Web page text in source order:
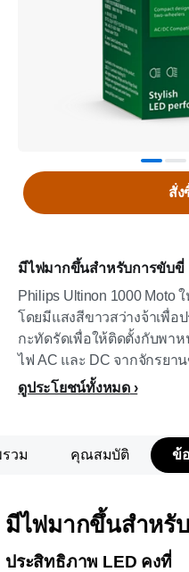
มีไฟมากขึ้นสำหรับการขับขี่
Philips Ultinon 1000
โดยมีแสงสีขาวสว่างจ้าเพื่
กะทัดรัดเพื่อให้ติดตั้งกับพา
ไฟ AC และ DC จากจักรยา
ดูประโยชน์ทั้งหมด
สั่
วม คุณสมบัติ ข้
มีไฟมากขึ้นสำหรั
ประสิทธิภาพ LED คงที่